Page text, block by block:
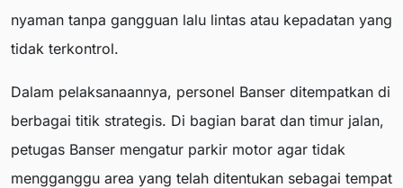
nyaman tanpa gangguan lalu lintas atau kepadatan yang
tidak terkontrol.
Dalam pelaksanaannya, personel Banser ditempatkan di
berbagai titik strategis. Di bagian barat dan timur jalan,
petugas Banser mengatur parkir motor agar tidak
mengganggu area yang telah ditentukan sebagai tempat